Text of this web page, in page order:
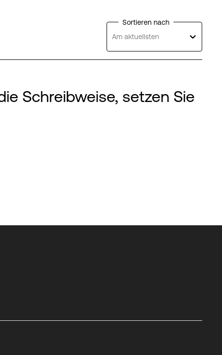
Sortieren nach
Am aktuellsten
Schreibweise, setzen Sie